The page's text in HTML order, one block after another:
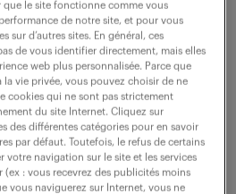
Clientèle IARD Entreprises,
stratégique de dirigeants
dépasse la simple vente : vous
de haut...
le site fonctionne comme vous
de notre site, et pour vous
sur d’autres sites. En général, ces
de vous identifier directement, mais elles
web plus personnalisée. Parce que
vie privée, vous pouvez choisir de ne
cookies qui ne sont pas strictement
du site Internet. Cliquez sur
des différentes catégories pour en savoir
par défaut. Toutefois, le refus de certains
votre navigation sur le site et les services
: vous recevrez des publicités moins
vous naviguerez sur Internet, vous ne